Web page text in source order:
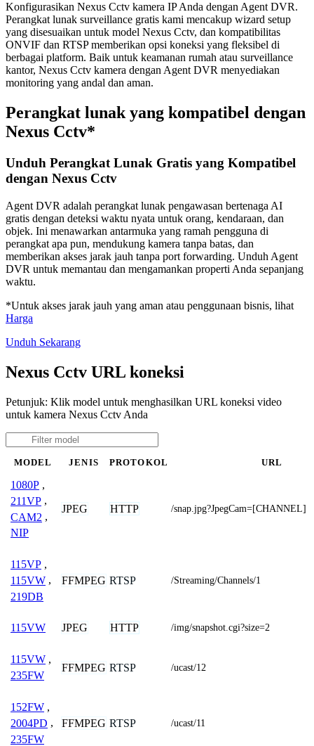
Konfigurasikan Nexus Cctv kamera IP Anda dengan Agent DVR.
Perangkat lunak surveillance gratis kami mencakup wizard setup
yang disesuaikan untuk model Nexus Cctv, dan kompatibilitas
ONVIF dan RTSP memberikan opsi koneksi yang fleksibel di
berbagai platform. Baik untuk keamanan rumah atau surveillance
kantor, Nexus Cctv kamera dengan Agent DVR menyediakan
monitoring yang andal dan aman.
Perangkat lunak yang kompatibel dengan
Nexus Cctv*
Unduh Perangkat Lunak Gratis yang Kompatibel
dengan Nexus Cctv
Agent DVR adalah perangkat lunak pengawasan bertenaga AI
gratis dengan deteksi waktu nyata untuk orang, kendaraan, dan
objek. Ini menawarkan antarmuka yang ramah pengguna di
perangkat apa pun, mendukung kamera tanpa batas, dan
memberikan akses jarak jauh tanpa port forwarding. Unduh Agent
DVR untuk memantau dan mengamankan properti Anda sepanjang
waktu.
*Untuk akses jarak jauh yang aman atau penggunaan bisnis, lihat
Harga
Unduh Sekarang
Nexus Cctv URL koneksi
Petunjuk: Klik model untuk menghasilkan URL koneksi video
untuk kamera Nexus Cctv Anda
MODEL JENIS PROTOKOL URL
1080P ,
211VP ,
CAM2 ,
NIP
JPEG HTTP /snap.jpg?JpegCam=[CHANNEL]
115VP ,
115VW ,
219DB
FFMPEG RTSP /Streaming/Channels/1
115VW JPEG HTTP /img/snapshot.cgi?size=2
115VW ,
235FW
FFMPEG RTSP /ucast/12
152FW ,
2004PD ,
235FW
FFMPEG RTSP /ucast/11